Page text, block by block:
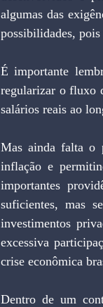
algumas das
possibilidades,
É importante
regularizar o fluxo
salários reais ao
Mas ainda falta o
inflação e
importantes
suficientes, mas
investimentos
excessiva
crise econômica
Dentro de um